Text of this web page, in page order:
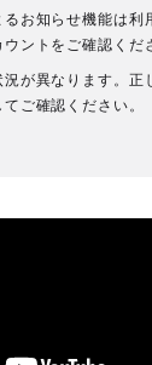
お知らせ機能は利
ントをご確認くだ
が異なります。正
ご確認ください。